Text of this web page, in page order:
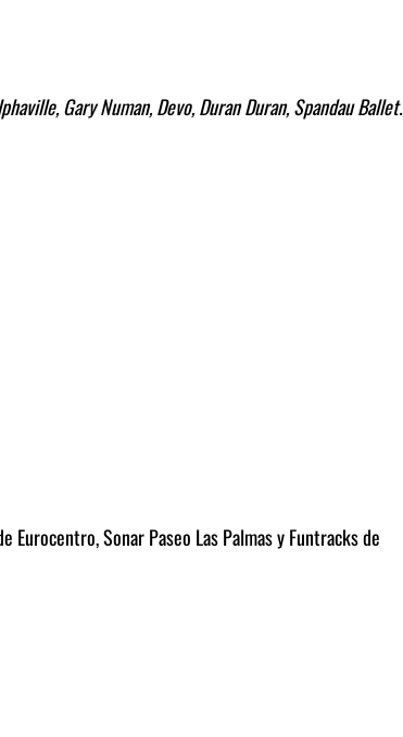
Gary Numan, Devo, Duran Duran, Spandau Ballet.
Sonar Paseo Las Palmas y Funtracks de